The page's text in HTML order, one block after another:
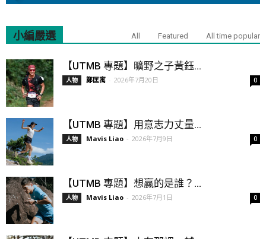
小編嚴選 All Featured All time popular
【UTMB 專題】曠野之子黃鈺...
人物 鄭匡寓 - 2026年7月20日 0
【UTMB 專題】用意志力丈量...
人物 Mavis Liao - 2026年7月9日 0
【UTMB 專題】想贏的是誰？...
人物 Mavis Liao - 2026年7月1日 0